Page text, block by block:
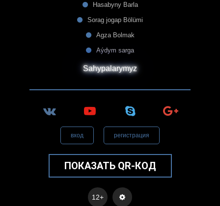
Hasabyny Barla
Sorag jogap Bölümi
Agza Bolmak
Aýdym sarga
Sahypalarymyz
вход регистрация
ПОКАЗАТЬ QR-КОД
12+